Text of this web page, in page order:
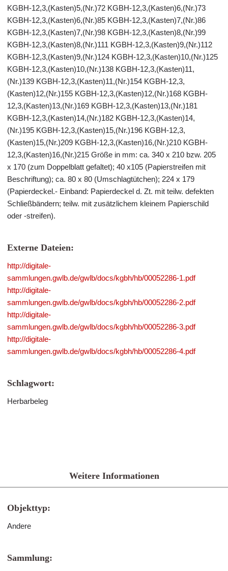
KGBH-12,3,(Kasten)5,(Nr.)72 KGBH-12,3,(Kasten)6,(Nr.)73
KGBH-12,3,(Kasten)6,(Nr.)85 KGBH-12,3,(Kasten)7,(Nr.)86
KGBH-12,3,(Kasten)7,(Nr.)98 KGBH-12,3,(Kasten)8,(Nr.)99
KGBH-12,3,(Kasten)8,(Nr.)111 KGBH-12,3,(Kasten)9,(Nr.)112
KGBH-12,3,(Kasten)9,(Nr.)124 KGBH-12,3,(Kasten)10,(Nr.)125
KGBH-12,3,(Kasten)10,(Nr.)138 KGBH-12,3,(Kasten)11,
(Nr.)139 KGBH-12,3,(Kasten)11,(Nr.)154 KGBH-12,3,
(Kasten)12,(Nr.)155 KGBH-12,3,(Kasten)12,(Nr.)168 KGBH-
12,3,(Kasten)13,(Nr.)169 KGBH-12,3,(Kasten)13,(Nr.)181
KGBH-12,3,(Kasten)14,(Nr.)182 KGBH-12,3,(Kasten)14,
(Nr.)195 KGBH-12,3,(Kasten)15,(Nr.)196 KGBH-12,3,
(Kasten)15,(Nr.)209 KGBH-12,3,(Kasten)16,(Nr.)210 KGBH-
12,3,(Kasten)16,(Nr.)215 Größe in mm: ca. 340 x 210 bzw. 205
x 170 (zum Doppelblatt gefaltet); 40 x105 (Papierstreifen mit
Beschriftung); ca. 80 x 80 (Umschlagtütchen); 224 x 179
(Papierdeckel.- Einband: Papierdeckel d. Zt. mit teilw. defekten
Schließbändern; teilw. mit zusätzlichem kleinem Papierschild
oder -streifen).
Externe Dateien:
http://digitale-
sammlungen.gwlb.de/gwlb/docs/kgbh/hb/00052286-1.pdf
http://digitale-
sammlungen.gwlb.de/gwlb/docs/kgbh/hb/00052286-2.pdf
http://digitale-
sammlungen.gwlb.de/gwlb/docs/kgbh/hb/00052286-3.pdf
http://digitale-
sammlungen.gwlb.de/gwlb/docs/kgbh/hb/00052286-4.pdf
Schlagwort:
Herbarbeleg
Weitere Informationen
Objekttyp:
Andere
Sammlung: